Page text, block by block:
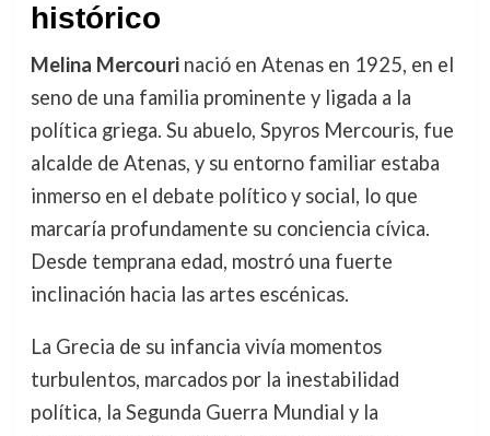
histórico
Melina Mercourinació en Atenas en 1925, en el
seno de una familia prominente y ligada a la
política griega. Su abuelo, Spyros Mercouris, fue
alcalde de Atenas, y su entorno familiar estaba
inmerso en el debate político y social, lo que
marcaría profundamente su conciencia cívica.
Desde temprana edad, mostró una fuerte
inclinación hacia las artes escénicas.
La Grecia de su infancia vivía momentos
turbulentos, marcados por la inestabilidad
política, la Segunda Guerra Mundial y la